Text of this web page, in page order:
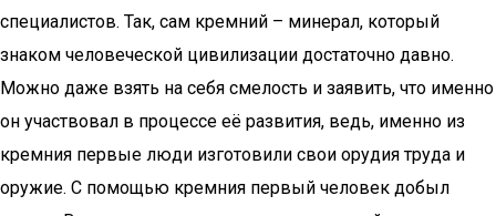
специалистов. Так, сам кремний – минерал, который
знаком человеческой цивилизации достаточно давно.
Можно даже взять на себя смелость и заявить, что именно
он участвовал в процессе её развития, ведь, именно из
кремния первые люди изготовили свои орудия труда и
оружие. С помощью кремния первый человек добыл